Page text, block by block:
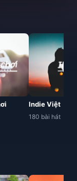
Indie Việt
180 bài hát